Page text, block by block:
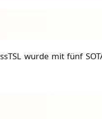
wurde mit fünf